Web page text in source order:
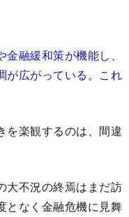
融緩和策が機能し、
が広がっている。これ
を楽観するのは、間違
大不況の終焉はまだ訪
となく金融危機に見舞